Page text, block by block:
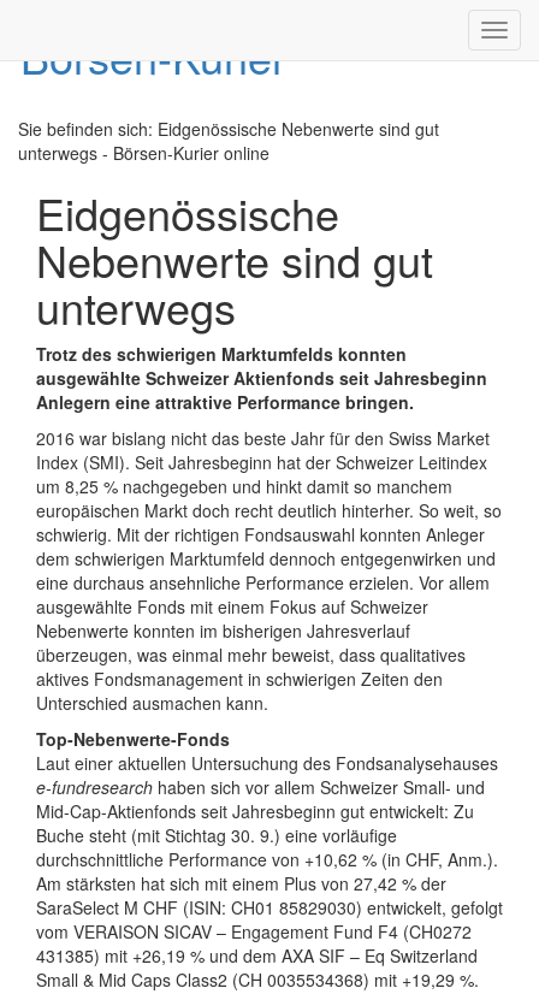
Sie befinden sich: Eidgenössische Nebenwerte sind gut
unterwegs - Börsen-Kurier online
Eidgenössische
Nebenwerte sind gut
unterwegs
Trotz des schwierigen Marktumfelds konnten
ausgewählte Schweizer Aktienfonds seit Jahresbeginn
Anlegern eine attraktive Performance bringen.
2016 war bislang nicht das beste Jahr für den Swiss Market
Index (SMI). Seit Jahresbeginn hat der Schweizer Leitindex
um 8,25 % nachgegeben und hinkt damit so manchem
europäischen Markt doch recht deutlich hinterher. So weit, so
schwierig. Mit der richtigen Fondsauswahl konnten Anleger
dem schwierigen Marktumfeld dennoch entgegenwirken und
eine durchaus ansehnliche Performance erzielen. Vor allem
ausgewählte Fonds mit einem Fokus auf Schweizer
Nebenwerte konnten im bisherigen Jahresverlauf
überzeugen, was einmal mehr beweist, dass qualitatives
aktives Fondsmanagement in schwierigen Zeiten den
Unterschied ausmachen kann.
Top-Nebenwerte-Fonds
Laut einer aktuellen Untersuchung des Fondsanalysehauses
e-fundresearch haben sich vor allem Schweizer Small- und
Mid-Cap-Aktienfonds seit Jahresbeginn gut entwickelt: Zu
Buche steht (mit Stichtag 30. 9.) eine vorläufige
durchschnittliche Performance von +10,62 % (in CHF, Anm.).
Am stärksten hat sich mit einem Plus von 27,42 % der
SaraSelect M CHF (ISIN: CH01 85829030) entwickelt, gefolgt
vom VERAISON SICAV – Engagement Fund F4 (CH0272
431385) mit +26,19 % und dem AXA SIF – Eq Switzerland
Small & Mid Caps Class2 (CH 0035534368) mit +19,29 %.